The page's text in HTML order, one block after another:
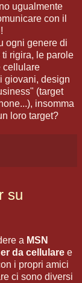
ugualmente
con il
ogni genere di
rigira, le parole
cellulare
giovani, design
(target
insomma
loro target?
su
a MSN
da cellulare e
i propri amici
ci sono diversi